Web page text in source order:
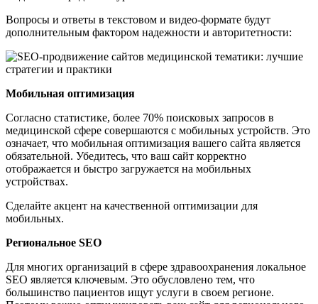
Вопросы и ответы в текстовом и видео-формате будут
дополнительным фактором надежности и авторитетности:
Мобильная оптимизация
Согласно статистике, более 70% поисковых запросов в
медицинской сфере совершаются с мобильных устройств. Это
означает, что мобильная оптимизация вашего сайта является
обязательной. Убедитесь, что ваш сайт корректно
отображается и быстро загружается на мобильных
устройствах.
Сделайте акцент на качественной оптимизации для
мобильных.
Региональное SEO
Для многих организаций в сфере здравоохранения локальное
SEO является ключевым. Это обусловлено тем, что
большинство пациентов ищут услуги в своем регионе.